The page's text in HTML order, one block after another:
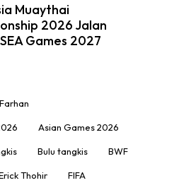
Muaythai
2026 Jalan
Games 2027
Asian Games 2026
Bulu tangkis BWF
Thohir FIFA